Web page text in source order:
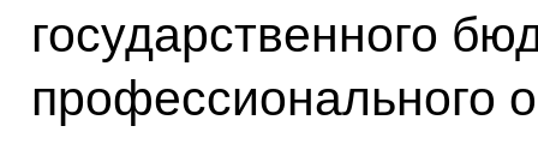
государственного
профессионального